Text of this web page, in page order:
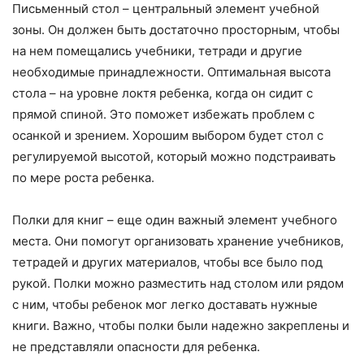
Письменный стол – центральный элемент учебной
зоны. Он должен быть достаточно просторным, чтобы
на нем помещались учебники, тетради и другие
необходимые принадлежности. Оптимальная высота
стола – на уровне локтя ребенка, когда он сидит с
прямой спиной. Это поможет избежать проблем с
осанкой и зрением. Хорошим выбором будет стол с
регулируемой высотой, который можно подстраивать
по мере роста ребенка.
Полки для книг – еще один важный элемент учебного
места. Они помогут организовать хранение учебников,
тетрадей и других материалов, чтобы все было под
рукой. Полки можно разместить над столом или рядом
с ним, чтобы ребенок мог легко доставать нужные
книги. Важно, чтобы полки были надежно закреплены и
не представляли опасности для ребенка.